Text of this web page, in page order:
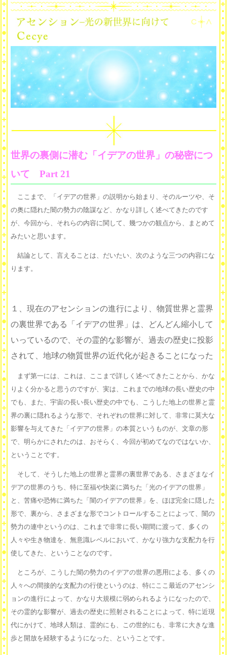
世界の裏側に潜む「イデアの世界」の秘密につ
いて Part 21
ここまで、「イデアの世界」の説明から始まり、そのルーツや、そ
の奥に隠れた闇の勢力の陰謀など、かなり詳しく述べてきたのです
が、今回から、それらの内容に関して、幾つかの観点から、まとめて
みたいと思います。
結論として、言えることは、だいたい、次のような三つの内容にな
ります。
１、現在のアセンションの進行により、物質世界と霊界
の裏世界である「イデアの世界」は、どんどん縮小して
いっているので、その霊的な影響が、過去の歴史に投影
されて、地球の物質世界の近代化が起きることになった
まず第一には、これは、ここまで詳しく述べてきたことから、かな
りよく分かると思うのですが、実は、これまでの地球の長い歴史の中
でも、また、宇宙の長い長い歴史の中でも、こうした地上の世界と霊
界の裏に隠れるような形で、それぞれの世界に対して、非常に莫大な
影響を与えてきた「イデアの世界」の本質というものが、文章の形
で、明らかにされたのは、おそらく、今回が初めてなのではないか、
ということです。
そして、そうした地上の世界と霊界の裏世界である、さまざまなイ
デアの世界のうち、特に至福や快楽に満ちた「光のイデアの世界」
と、苦痛や恐怖に満ちた「闇のイデアの世界」を、ほぼ完全に隠した
形で、裏から、さまざまな形でコントロールすることによって、闇の
勢力の連中というのは、これまで非常に長い期間に渡って、多くの
人々や生き物達を、無意識レベルにおいて、かなり強力な支配力を行
使してきた、ということなのです。
ところが、こうした闇の勢力のイデアの世界の悪用による、多くの
人々への間接的な支配力の行使というのは、特にここ最近のアセンシ
ョンの進行によって、かなり大規模に弱められるようになったので、
その霊的な影響が、過去の歴史に照射されることによって、特に近現
代にかけて、地球人類は、霊的にも、この世的にも、非常に大きな進
歩と開放を経験するようになった、ということです。